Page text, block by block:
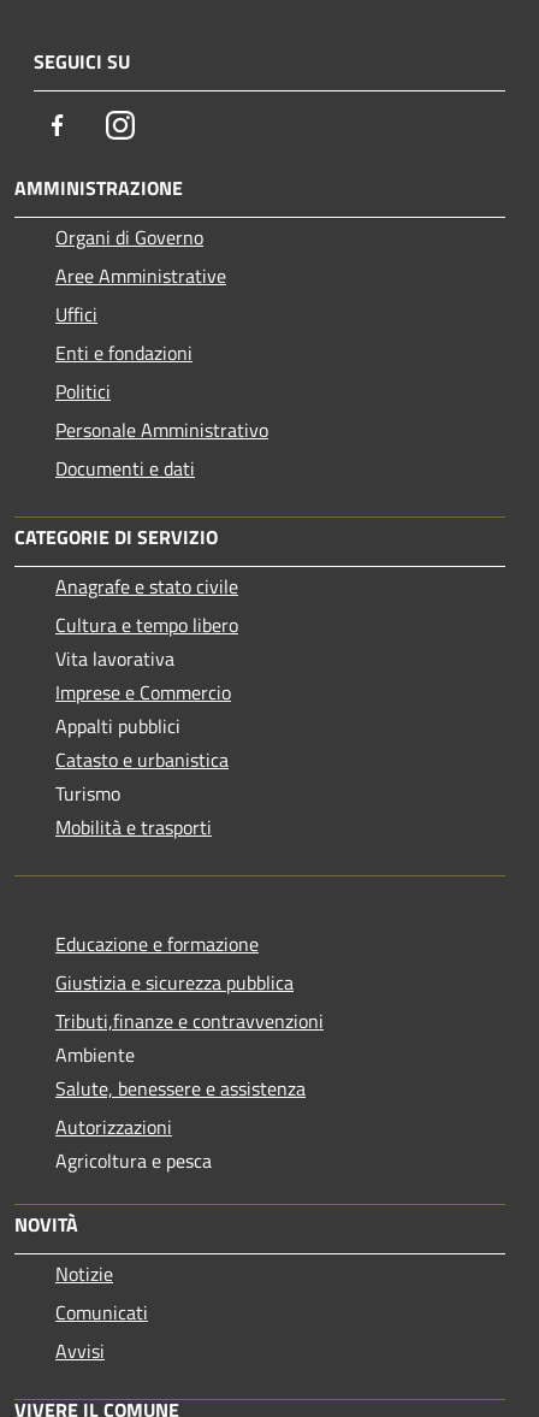
SEGUICI SU
FacebookInstagram
AMMINISTRAZIONE
Organi di Governo
Aree Amministrative
Uffici
Enti e fondazioni
Politici
Personale Amministrativo
Documenti e dati
CATEGORIE DI SERVIZIO
Anagrafe e stato civile
Cultura e tempo libero
Vita lavorativa
Imprese e Commercio
Appalti pubblici
Catasto e urbanistica
Turismo
Mobilità e trasporti
Educazione e formazione
Giustizia e sicurezza pubblica
Tributi,finanze e contravvenzioni
Ambiente
Salute, benessere e assistenza
Autorizzazioni
Agricoltura e pesca
NOVITÀ
Notizie
Comunicati
Avvisi
VIVERE IL COMUNE